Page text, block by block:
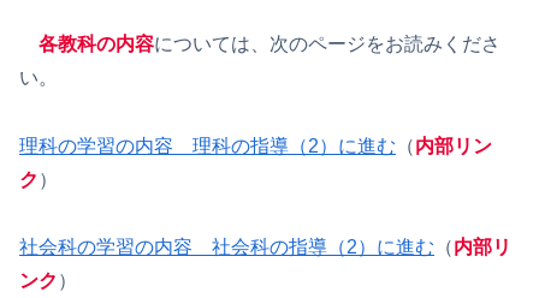
各教科の内容については、次のページをお読みくださ
い。
理科の学習の内容 理科の指導（2）に進む （内部リン
ク ）
社会科の学習の内容 社会科の指導（2）に進む （内部リ
ンク ）